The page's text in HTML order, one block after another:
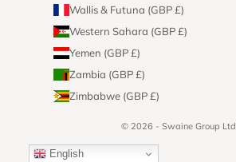
Wallis & Futuna (GBP £)
Western Sahara (GBP £)
Yemen (GBP £)
Zambia (GBP £)
Zimbabwe (GBP £)
© 2026 - Swaine Group Ltd
English